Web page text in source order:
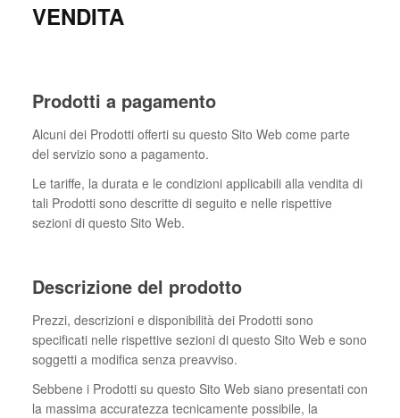
VENDITA
Prodotti a pagamento
Alcuni dei Prodotti offerti su questo Sito Web come parte
del servizio sono a pagamento.
Le tariffe, la durata e le condizioni applicabili alla vendita di
tali Prodotti sono descritte di seguito e nelle rispettive
sezioni di questo Sito Web.
Descrizione del prodotto
Prezzi, descrizioni e disponibilità dei Prodotti sono
specificati nelle rispettive sezioni di questo Sito Web e sono
soggetti a modifica senza preavviso.
Sebbene i Prodotti su questo Sito Web siano presentati con
la massima accuratezza tecnicamente possibile, la